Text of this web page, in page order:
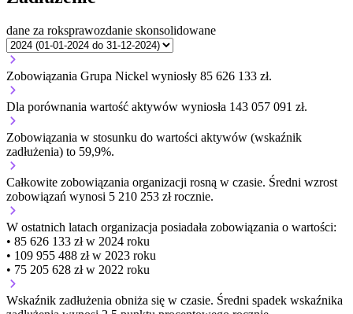
dane za roksprawozdanie skonsolidowane
Zobowiązania Grupa Nickel wyniosły 85 626 133 zł.
Dla porównania wartość aktywów wyniosła 143 057 091 zł.
Zobowiązania w stosunku do wartości aktywów (wskaźnik
zadłużenia) to 59,9%.
Całkowite zobowiązania organizacji rosną w czasie. Średni wzrost
zobowiązań wynosi 5 210 253 zł rocznie.
W ostatnich latach organizacja posiadała zobowiązania o wartości:
• 85 626 133 zł w 2024 roku
• 109 955 488 zł w 2023 roku
• 75 205 628 zł w 2022 roku
Wskaźnik zadłużenia obniża się w czasie. Średni spadek wskaźnika